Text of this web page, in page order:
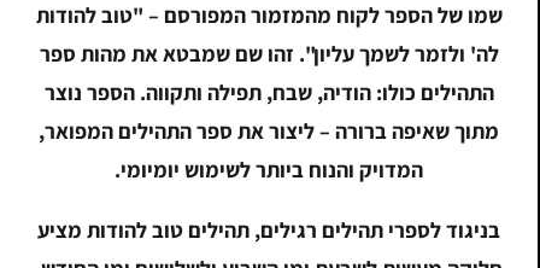
שמו של הספר לקוח מהמזמור המפורסם – "טוב להודות
לה' ולזמר לשמך עליון". זהו שם שמבטא את מהות ספר
התהילים כולו: הודיה, שבח, תפילה ותקווה. הספר נוצר
מתוך שאיפה ברורה – ליצור את ספר התהילים המפואר,
המדויק והנוח ביותר לשימוש יומיומי.
בניגוד לספרי תהילים רגילים, תהילים טוב להודות מציע